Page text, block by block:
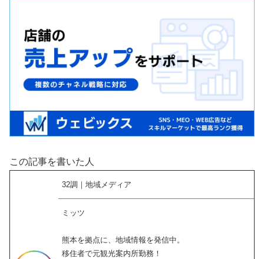
この記事を書いた人
32調｜地域メディア
ミッツ
熊本を拠点に、地域情報を発信中。
移住者で元観光案内所勤務！